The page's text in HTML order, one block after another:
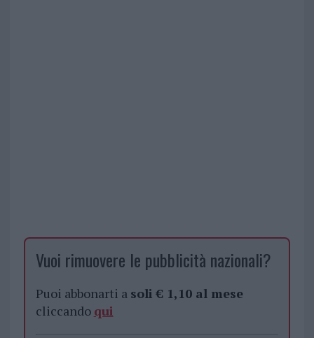
Vuoi rimuovere le pubblicità nazionali?
Puoi abbonarti a soli € 1,10 al mese
cliccando qui